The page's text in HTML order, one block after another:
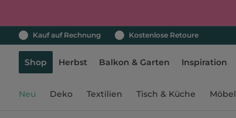
Kauf auf Rechnung Kostenlose Retoure
Shop Herbst Balkon & Garten Inspiration
Neu Deko Textilien Tisch & Küche Möbel